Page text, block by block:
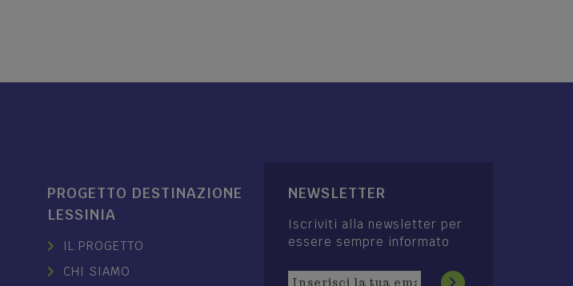
PROGETTO DESTINAZIONE
LESSINIA
IL PROGETTO
CHI SIAMO
NEWSLETTER
Iscriviti alla newsletter per
essere sempre informato